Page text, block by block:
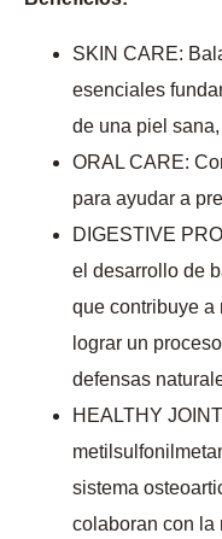
SKIN CARE:
esenciales
de una piel
ORAL CARE:
para ayudar a
DIGESTIVE
el desarrollo de
que contribuye a
lograr un
defensas
HEALTHY
sistema
colaboran con la